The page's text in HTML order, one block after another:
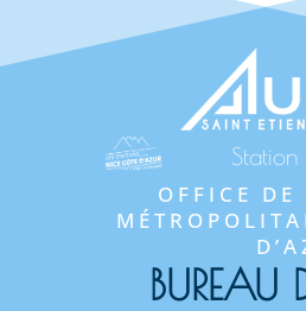
OFFICE DE
BUREAU